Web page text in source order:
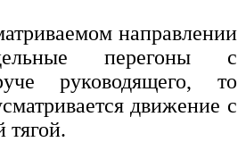
направлении
перегоны с
руководящего, то
движение с
тягой.